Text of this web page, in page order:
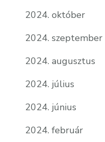
2024. október
2024. szeptember
2024. augusztus
2024. július
2024. június
2024. február